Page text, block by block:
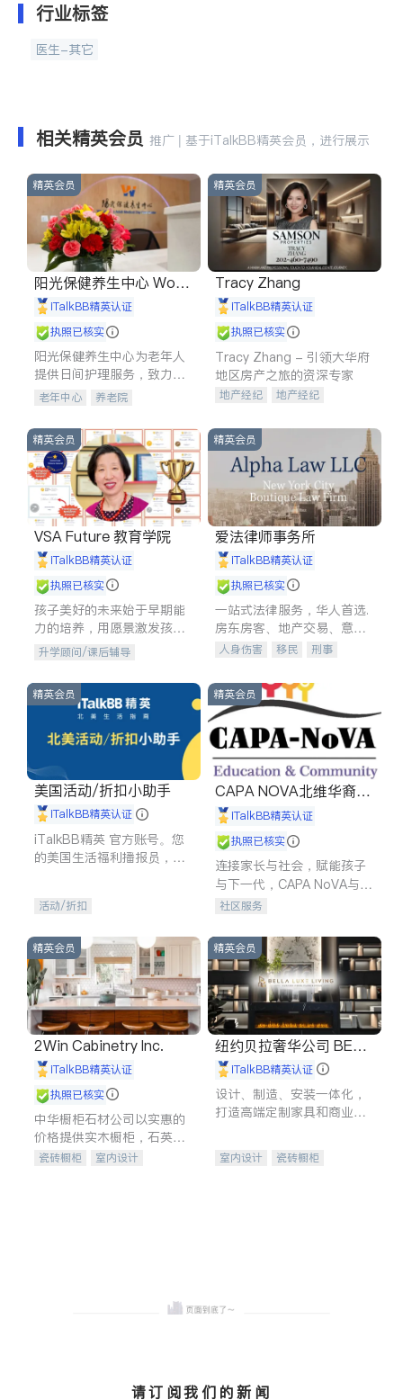
行业标签
医生-其它
相关精英会员 推广 | 基于iTalkBB精英会员，进行展示
精英会员
阳光保健养生中心 World
shine
iTalkBB精英认证
执照已核实
阳光保健养生中心为老年人
提供日间护理服务，致力于
通过持续的护理创新来有效
老年中心 养老院
精英会员
Tracy Zhang
iTalkBB精英认证
执照已核实
Tracy Zhang - 引领大华府
地区房产之旅的资深专家
地产经纪
地产经纪
商铺租售
精英会员
VSA Future 教育学院
iTalkBB精英认证
执照已核实
孩子美好的未来始于早期能
力的培养，用愿景激发孩子
的学习潜力和动力。理念：
拥有成长型心态是成功的基
石。
升学顾问/课后辅导
精英会员
爱法律师事务所
iTalkBB精英认证
执照已核实
一站式法律服务，华人首选.
房东房客、地产交易、意外
伤害、车祸重伤、商业诉
建筑合同、刑事案件全包办
人身伤害 移民
刑事
信托/遗嘱
商业
索赔
律师-其它 保释
精英会员
美国活动/折扣小助手
iTalkBB精英认证
iTalkBB精英 官方账号。您
的美国生活福利播报员，精
专属福利。
活动/折扣
精英会员
CAPA NOVA北维华裔家
长会iTalkBB精英认证
执照已核实
连接家长与社会，赋能孩子
与下一代，CAPA NoVA与您
携手建设包容、公平、充满
社区服务
精英会员
2Win Cabinetry Inc.
iTalkBB精英认证
执照已核实
中华橱柜石材公司以实惠的
价格提供实木橱柜，石英石
台面，多种优质不锈钢水
瓷砖橱柜
室内设计
精英会员
纽约贝拉奢华公司 BELL
A LUXE
iTalkBB精英认证
设计、制造、安装一体化，
打造高端定制家具和商业空
室内设计
瓷砖橱柜
请订阅我们的新闻